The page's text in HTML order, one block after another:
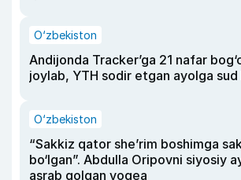
O‘zbekiston
Andijonda Tracker’ga 21 nafar
joylab, YTH sodir etgan ayolga sud
O‘zbekiston
“Sakkiz qator she’rim boshimga
bo‘lgan”. Abdulla Oripovni siyosiy
asrab qolgan voqea